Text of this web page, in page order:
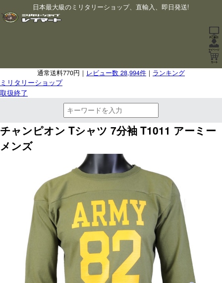
日本最大級のミリタリーショップ、直輸入、即日発送!
通常送料770円｜ レビュー数 28,994件 ｜ ランキング
ミリタリーショップ
取扱終了
チャンピオン Tシャツ 7分袖 T1011 アーミー
メンズ